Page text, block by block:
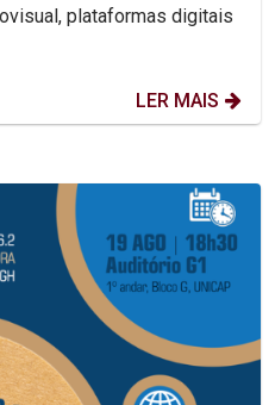
plataformas digitais
LER MAIS